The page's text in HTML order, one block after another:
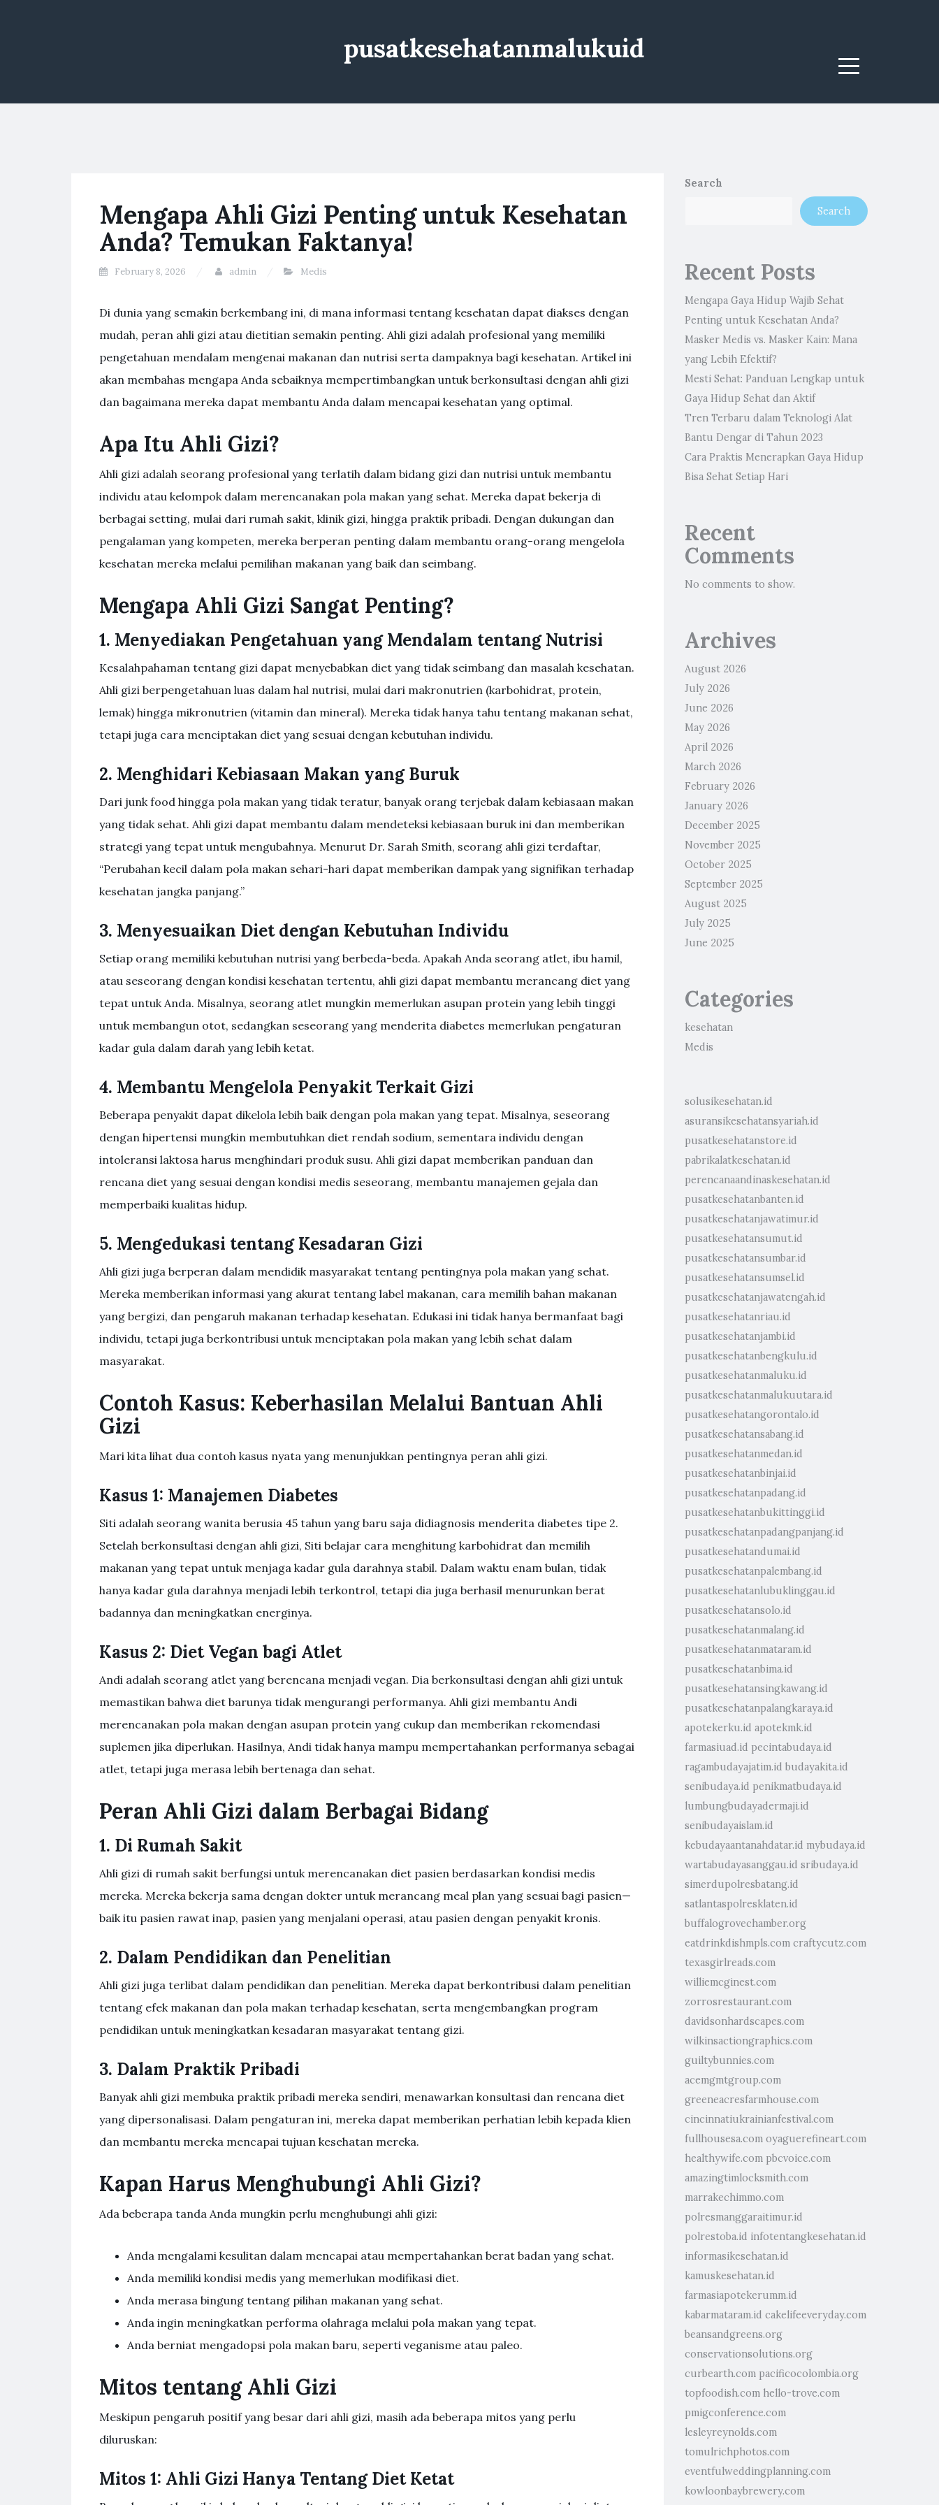
pusatkesehatanmalukuid
Menu
Mengapa Ahli Gizi Penting untuk Kesehatan
Anda? Temukan Faktanya!
February 8, 2026 admin Medis
Di dunia yang semakin berkembang ini, di mana informasi tentang kesehatan dapat diakses dengan
mudah, peran ahli gizi atau dietitian semakin penting. Ahli gizi adalah profesional yang memiliki
pengetahuan mendalam mengenai makanan dan nutrisi serta dampaknya bagi kesehatan. Artikel ini
akan membahas mengapa Anda sebaiknya mempertimbangkan untuk berkonsultasi dengan ahli gizi
dan bagaimana mereka dapat membantu Anda dalam mencapai kesehatan yang optimal.
Apa Itu Ahli Gizi?
Ahli gizi adalah seorang profesional yang terlatih dalam bidang gizi dan nutrisi untuk membantu
individu atau kelompok dalam merencanakan pola makan yang sehat. Mereka dapat bekerja di
berbagai setting, mulai dari rumah sakit, klinik gizi, hingga praktik pribadi. Dengan dukungan dan
pengalaman yang kompeten, mereka berperan penting dalam membantu orang-orang mengelola
kesehatan mereka melalui pemilihan makanan yang baik dan seimbang.
Mengapa Ahli Gizi Sangat Penting?
1. Menyediakan Pengetahuan yang Mendalam tentang Nutrisi
Kesalahpahaman tentang gizi dapat menyebabkan diet yang tidak seimbang dan masalah kesehatan.
Ahli gizi berpengetahuan luas dalam hal nutrisi, mulai dari makronutrien (karbohidrat, protein,
lemak) hingga mikronutrien (vitamin dan mineral). Mereka tidak hanya tahu tentang makanan sehat,
tetapi juga cara menciptakan diet yang sesuai dengan kebutuhan individu.
2. Menghidari Kebiasaan Makan yang Buruk
Dari junk food hingga pola makan yang tidak teratur, banyak orang terjebak dalam kebiasaan makan
yang tidak sehat. Ahli gizi dapat membantu dalam mendeteksi kebiasaan buruk ini dan memberikan
strategi yang tepat untuk mengubahnya. Menurut Dr. Sarah Smith, seorang ahli gizi terdaftar,
“Perubahan kecil dalam pola makan sehari-hari dapat memberikan dampak yang signifikan terhadap
kesehatan jangka panjang.”
3. Menyesuaikan Diet dengan Kebutuhan Individu
Setiap orang memiliki kebutuhan nutrisi yang berbeda-beda. Apakah Anda seorang atlet, ibu hamil,
atau seseorang dengan kondisi kesehatan tertentu, ahli gizi dapat membantu merancang diet yang
tepat untuk Anda. Misalnya, seorang atlet mungkin memerlukan asupan protein yang lebih tinggi
untuk membangun otot, sedangkan seseorang yang menderita diabetes memerlukan pengaturan
kadar gula dalam darah yang lebih ketat.
4. Membantu Mengelola Penyakit Terkait Gizi
Beberapa penyakit dapat dikelola lebih baik dengan pola makan yang tepat. Misalnya, seseorang
dengan hipertensi mungkin membutuhkan diet rendah sodium, sementara individu dengan
intoleransi laktosa harus menghindari produk susu. Ahli gizi dapat memberikan panduan dan
rencana diet yang sesuai dengan kondisi medis seseorang, membantu manajemen gejala dan
memperbaiki kualitas hidup.
5. Mengedukasi tentang Kesadaran Gizi
Ahli gizi juga berperan dalam mendidik masyarakat tentang pentingnya pola makan yang sehat.
Mereka memberikan informasi yang akurat tentang label makanan, cara memilih bahan makanan
yang bergizi, dan pengaruh makanan terhadap kesehatan. Edukasi ini tidak hanya bermanfaat bagi
individu, tetapi juga berkontribusi untuk menciptakan pola makan yang lebih sehat dalam
masyarakat.
Contoh Kasus: Keberhasilan Melalui Bantuan Ahli
Gizi
Mari kita lihat dua contoh kasus nyata yang menunjukkan pentingnya peran ahli gizi.
Kasus 1: Manajemen Diabetes
Siti adalah seorang wanita berusia 45 tahun yang baru saja didiagnosis menderita diabetes tipe 2.
Setelah berkonsultasi dengan ahli gizi, Siti belajar cara menghitung karbohidrat dan memilih
makanan yang tepat untuk menjaga kadar gula darahnya stabil. Dalam waktu enam bulan, tidak
hanya kadar gula darahnya menjadi lebih terkontrol, tetapi dia juga berhasil menurunkan berat
badannya dan meningkatkan energinya.
Kasus 2: Diet Vegan bagi Atlet
Andi adalah seorang atlet yang berencana menjadi vegan. Dia berkonsultasi dengan ahli gizi untuk
memastikan bahwa diet barunya tidak mengurangi performanya. Ahli gizi membantu Andi
merencanakan pola makan dengan asupan protein yang cukup dan memberikan rekomendasi
suplemen jika diperlukan. Hasilnya, Andi tidak hanya mampu mempertahankan performanya sebagai
atlet, tetapi juga merasa lebih bertenaga dan sehat.
Peran Ahli Gizi dalam Berbagai Bidang
1. Di Rumah Sakit
Ahli gizi di rumah sakit berfungsi untuk merencanakan diet pasien berdasarkan kondisi medis
mereka. Mereka bekerja sama dengan dokter untuk merancang meal plan yang sesuai bagi pasien—
baik itu pasien rawat inap, pasien yang menjalani operasi, atau pasien dengan penyakit kronis.
2. Dalam Pendidikan dan Penelitian
Ahli gizi juga terlibat dalam pendidikan dan penelitian. Mereka dapat berkontribusi dalam penelitian
tentang efek makanan dan pola makan terhadap kesehatan, serta mengembangkan program
pendidikan untuk meningkatkan kesadaran masyarakat tentang gizi.
3. Dalam Praktik Pribadi
Banyak ahli gizi membuka praktik pribadi mereka sendiri, menawarkan konsultasi dan rencana diet
yang dipersonalisasi. Dalam pengaturan ini, mereka dapat memberikan perhatian lebih kepada klien
dan membantu mereka mencapai tujuan kesehatan mereka.
Kapan Harus Menghubungi Ahli Gizi?
Ada beberapa tanda Anda mungkin perlu menghubungi ahli gizi:
Anda mengalami kesulitan dalam mencapai atau mempertahankan berat badan yang sehat.
Anda memiliki kondisi medis yang memerlukan modifikasi diet.
Anda merasa bingung tentang pilihan makanan yang sehat.
Anda ingin meningkatkan performa olahraga melalui pola makan yang tepat.
Anda berniat mengadopsi pola makan baru, seperti veganisme atau paleo.
Mitos tentang Ahli Gizi
Meskipun pengaruh positif yang besar dari ahli gizi, masih ada beberapa mitos yang perlu
diluruskan:
Mitos 1: Ahli Gizi Hanya Tentang Diet Ketat
Search
Search
Recent Posts
Mengapa Gaya Hidup Wajib Sehat
Penting untuk Kesehatan Anda?
Masker Medis vs. Masker Kain: Mana
yang Lebih Efektif?
Mesti Sehat: Panduan Lengkap untuk
Gaya Hidup Sehat dan Aktif
Tren Terbaru dalam Teknologi Alat
Bantu Dengar di Tahun 2023
Cara Praktis Menerapkan Gaya Hidup
Bisa Sehat Setiap Hari
Recent
Comments
No comments to show.
Archives
August 2026
July 2026
June 2026
May 2026
April 2026
March 2026
February 2026
January 2026
December 2025
November 2025
October 2025
September 2025
August 2025
July 2025
June 2025
Categories
kesehatan
Medis
solusikesehatan.id
asuransikesehatansyariah.id
pusatkesehatanstore.id
pabrikalatkesehatan.id
perencanaandinaskesehatan.id
pusatkesehatanbanten.id
pusatkesehatanjawatimur.id
pusatkesehatansumut.id
pusatkesehatansumbar.id
pusatkesehatansumsel.id
pusatkesehatanjawatengah.id
pusatkesehatanriau.id
pusatkesehatanjambi.id
pusatkesehatanbengkulu.id
pusatkesehatanmaluku.id
pusatkesehatanmalukuutara.id
pusatkesehatangorontalo.id
pusatkesehatansabang.id
pusatkesehatanmedan.id
pusatkesehatanbinjai.id
pusatkesehatanpadang.id
pusatkesehatanbukittinggi.id
pusatkesehatanpadangpanjang.id
pusatkesehatandumai.id
pusatkesehatanpalembang.id
pusatkesehatanlubuklinggau.id
pusatkesehatansolo.id
pusatkesehatanmalang.id
pusatkesehatanmataram.id
pusatkesehatanbima.id
pusatkesehatansingkawang.id
pusatkesehatanpalangkaraya.id
apotekerku.id apotekmk.id
farmasiuad.id pecintabudaya.id
ragambudayajatim.id budayakita.id
senibudaya.id penikmatbudaya.id
lumbungbudayadermaji.id
senibudayaislam.id
kebudayaantanahdatar.id mybudaya.id
wartabudayasanggau.id sribudaya.id
simerdupolresbatang.id
satlantaspolresklaten.id
buffalogrovechamber.org
eatdrinkdishmpls.com craftycutz.com
texasgirlreads.com
williemcginest.com
zorrosrestaurant.com
davidsonhardscapes.com
wilkinsactiongraphics.com
guiltybunnies.com
acemgmtgroup.com
greeneacresfarmhouse.com
cincinnatiukrainianfestival.com
fullhousesa.com oyaguerefineart.com
healthywife.com pbcvoice.com
amazingtimlocksmith.com
marrakechimmo.com
polresmanggaraitimur.id
polrestoba.id infotentangkesehatan.id
informasikesehatan.id
kamuskesehatan.id
farmasiapotekerumm.id
kabarmataram.id cakelifeeveryday.com
beansandgreens.org
conservationsolutions.org
curbearth.com pacificocolombia.org
topfoodish.com hello-trove.com
pmigconference.com
lesleyreynolds.com
tomulrichphotos.com
eventfulweddingplanning.com
kowloonbaybrewery.com